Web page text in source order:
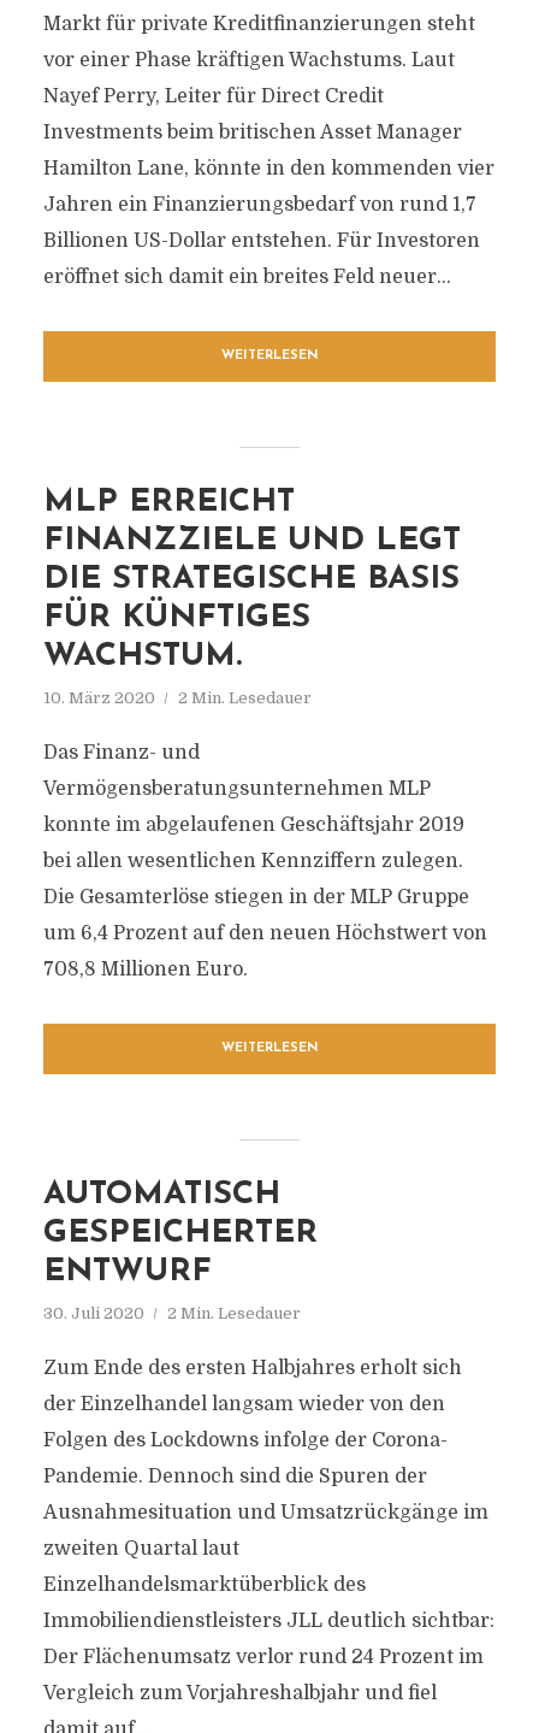
Markt für private Kreditfinanzierungen steht
vor einer Phase kräftigen Wachstums. Laut
Nayef Perry, Leiter für Direct Credit
Investments beim britischen Asset Manager
Hamilton Lane, könnte in den kommenden vier
Jahren ein Finanzierungsbedarf von rund 1,7
Billionen US-Dollar entstehen. Für Investoren
eröffnet sich damit ein breites Feld neuer...
WEITERLESEN
MLP ERREICHT
FINANZZIELE UND LEGT
DIE STRATEGISCHE BASIS
FÜR KÜNFTIGES
WACHSTUM.
10. März 2020 2 Min. Lesedauer
Das Finanz- und
Vermögensberatungsunternehmen MLP
konnte im abgelaufenen Geschäftsjahr 2019
bei allen wesentlichen Kennziffern zulegen.
Die Gesamterlöse stiegen in der MLP Gruppe
um 6,4 Prozent auf den neuen Höchstwert von
708,8 Millionen Euro.
WEITERLESEN
AUTOMATISCH
GESPEICHERTER
ENTWURF
30. Juli 2020 2 Min. Lesedauer
Zum Ende des ersten Halbjahres erholt sich
der Einzelhandel langsam wieder von den
Folgen des Lockdowns infolge der Corona-
Pandemie. Dennoch sind die Spuren der
Ausnahmesituation und Umsatzrückgänge im
zweiten Quartal laut
Einzelhandelsmarktüberblick des
Immobiliendienstleisters JLL deutlich sichtbar:
Der Flächenumsatz verlor rund 24 Prozent im
Vergleich zum Vorjahreshalbjahr und fiel